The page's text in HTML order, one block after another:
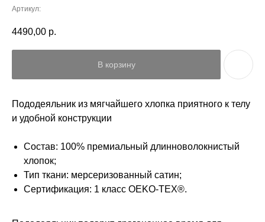
Артикул:
4490,00 р.
В корзину
Пододеяльник из мягчайшего хлопка приятного к телу
и удобной конструкции
Состав: 100% премиальный длинноволокнистый
хлопок;
Тип ткани: мерсеризованный сатин;
Сертификация: 1 класс OEKO-TEX®.